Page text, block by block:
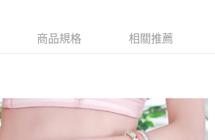
含以上)免運費
商品規格 相關推薦